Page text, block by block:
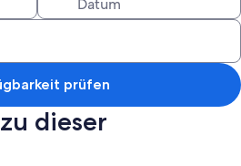
Mikrowellen
prüfen
dieser